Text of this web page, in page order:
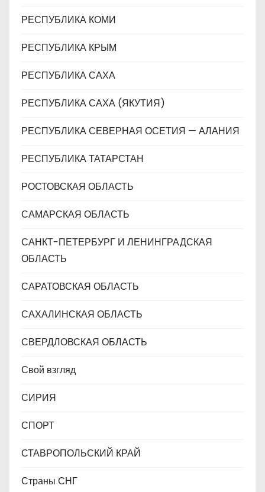
РЕСПУБЛИКА КОМИ
РЕСПУБЛИКА КРЫМ
РЕСПУБЛИКА САХА
РЕСПУБЛИКА САХА (ЯКУТИЯ)
РЕСПУБЛИКА СЕВЕРНАЯ ОСЕТИЯ — АЛАНИЯ
РЕСПУБЛИКА ТАТАРСТАН
РОСТОВСКАЯ ОБЛАСТЬ
САМАРСКАЯ ОБЛАСТЬ
САНКТ-ПЕТЕРБУРГ И ЛЕНИНГРАДСКАЯ
ОБЛАСТЬ
САРАТОВСКАЯ ОБЛАСТЬ
САХАЛИНСКАЯ ОБЛАСТЬ
СВЕРДЛОВСКАЯ ОБЛАСТЬ
Свой взгляд
СИРИЯ
СПОРТ
СТАВРОПОЛЬСКИЙ КРАЙ
Страны СНГ